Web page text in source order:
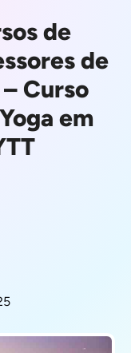
de
de
Curso
em